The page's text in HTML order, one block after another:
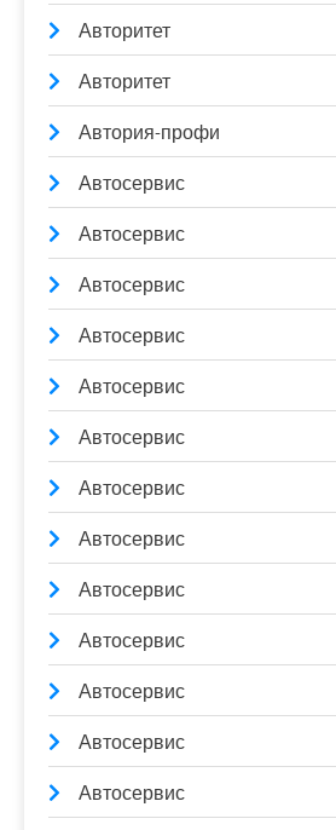
Авторитет
Авторитет
Автория-профи
Автосервис
Автосервис
Автосервис
Автосервис
Автосервис
Автосервис
Автосервис
Автосервис
Автосервис
Автосервис
Автосервис
Автосервис
Автосервис